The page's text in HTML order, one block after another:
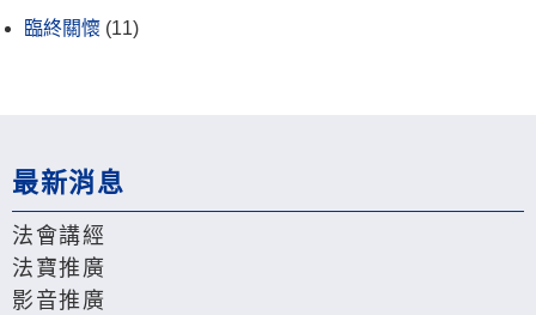
臨終關懷 (11)
最新消息
法會講經
法寶推廣
影音推廣